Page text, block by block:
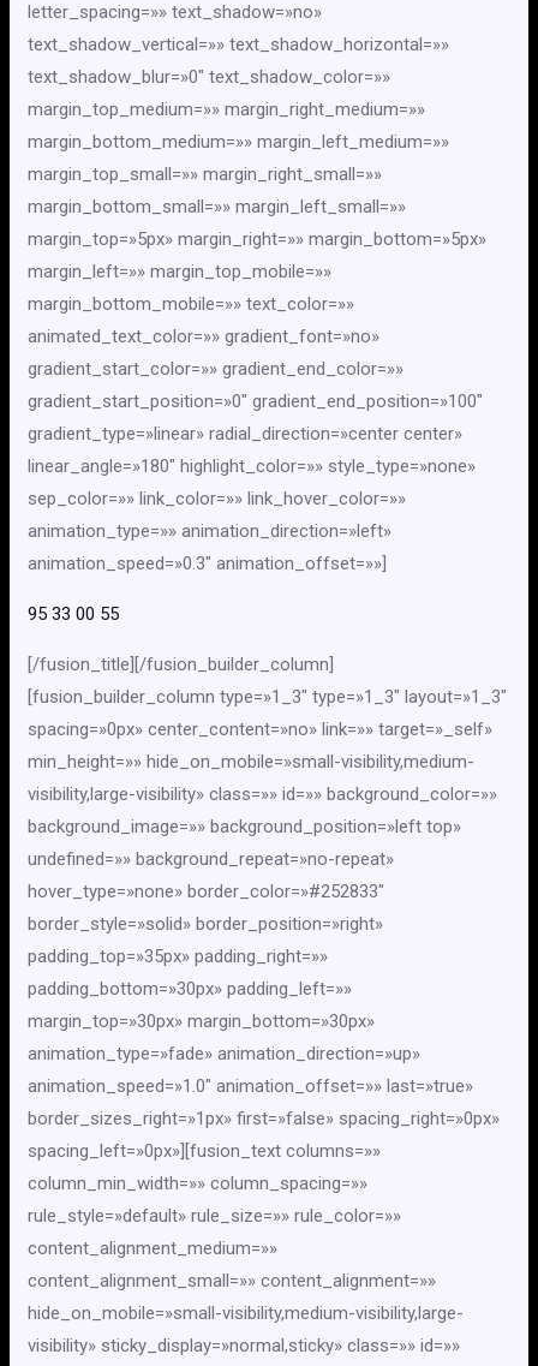
letter_spacing=»» text_shadow=»no»
text_shadow_vertical=»» text_shadow_horizontal=»»
text_shadow_blur=»0″ text_shadow_color=»»
margin_top_medium=»» margin_right_medium=»»
margin_bottom_medium=»» margin_left_medium=»»
margin_top_small=»» margin_right_small=»»
margin_bottom_small=»» margin_left_small=»»
margin_top=»5px» margin_right=»» margin_bottom=»5px»
margin_left=»» margin_top_mobile=»»
margin_bottom_mobile=»» text_color=»»
animated_text_color=»» gradient_font=»no»
gradient_start_color=»» gradient_end_color=»»
gradient_start_position=»0″ gradient_end_position=»100″
gradient_type=»linear» radial_direction=»center center»
linear_angle=»180″ highlight_color=»» style_type=»none»
sep_color=»» link_color=»» link_hover_color=»»
animation_type=»» animation_direction=»left»
animation_speed=»0.3″ animation_offset=»»]
95 33 00 55
[/fusion_title][/fusion_builder_column]
[fusion_builder_column type=»1_3″ type=»1_3″ layout=»1_3″
spacing=»0px» center_content=»no» link=»» target=»_self»
min_height=»» hide_on_mobile=»small-visibility,medium-
visibility,large-visibility» class=»» id=»» background_color=»»
background_image=»» background_position=»left top»
undefined=»» background_repeat=»no-repeat»
hover_type=»none» border_color=»#252833″
border_style=»solid» border_position=»right»
padding_top=»35px» padding_right=»»
padding_bottom=»30px» padding_left=»»
margin_top=»30px» margin_bottom=»30px»
animation_type=»fade» animation_direction=»up»
animation_speed=»1.0″ animation_offset=»» last=»true»
border_sizes_right=»1px» first=»false» spacing_right=»0px»
spacing_left=»0px»][fusion_text columns=»»
column_min_width=»» column_spacing=»»
rule_style=»default» rule_size=»» rule_color=»»
content_alignment_medium=»»
content_alignment_small=»» content_alignment=»»
hide_on_mobile=»small-visibility,medium-visibility,large-
visibility» sticky_display=»normal,sticky» class=»» id=»»